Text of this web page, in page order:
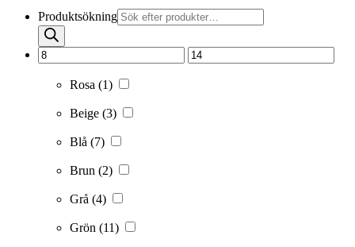
Produktsökning
Rosa (1)
Beige (3)
Blå (7)
Brun (2)
Grå (4)
Grön (11)